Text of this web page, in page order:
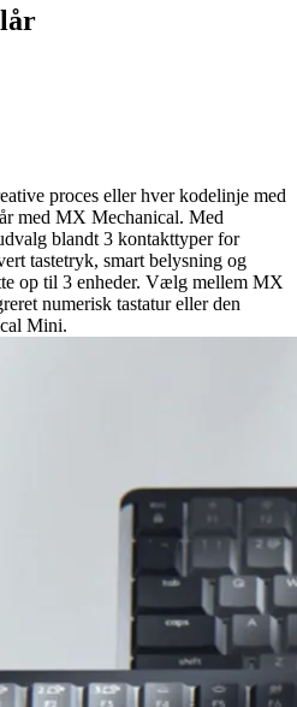
proces eller hver kodelinje med
med MX Mechanical. Med
blandt 3 kontakttyper for
tastetryk, smart belysning og
op til 3 enheder. Vælg mellem MX
numerisk tastatur eller den
Mini.